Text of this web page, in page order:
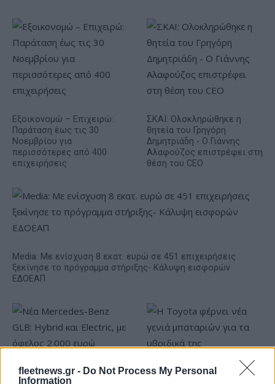
fleetnews.gr - Do Not Process My Personal
Information
Εξοικονομώ – Επιχειρώ:
Παράταση έως τις 30
Νοεμβρίου για
περισσότερες από 400
επιχειρήσεις
ΣΚΑΪ: Ολοκληρώθηκε η
θητεία του Γρηγόρη
Δημητριάδη - Ο Γιάννης
Αλαφούζος επιστρέφει στη
θέση του CEO
Media: Με ενίσχυση 8 εκατ. ευρώ σε 451 επιχειρήσεις
ξεκίνησε το πρόγραμμα στήριξης- Κάλυψη εισφορών
ΕΔΟΕΑΠ
Νέα Mercedes-Benz GLB:
Η Toyota φέρνει νέα γενιά